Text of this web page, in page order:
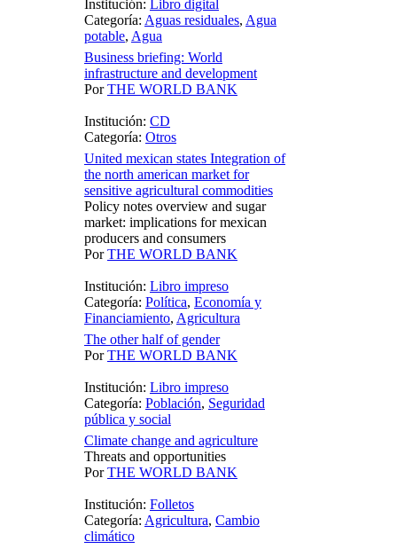
Institución: Libro digital
Categoría: Aguas residuales, Agua
potable, Agua
Business briefing: World
infrastructure and development
PorTHE WORLD BANK
Institución: CD
Categoría: Otros
United mexican states Integration of
the north american market for
sensitive agricultural commodities
Policy notes overview and sugar
market: implications for mexican
producers and consumers
PorTHE WORLD BANK
Institución: Libro impreso
Categoría: Política, Economía y
Financiamiento, Agricultura
The other half of gender
PorTHE WORLD BANK
Institución: Libro impreso
Categoría: Población, Seguridad
pública y social
Climate change and agriculture
Threats and opportunities
PorTHE WORLD BANK
Institución: Folletos
Categoría: Agricultura, Cambio
climático